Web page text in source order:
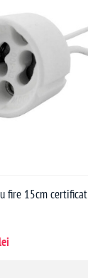
fire 15cm certificat